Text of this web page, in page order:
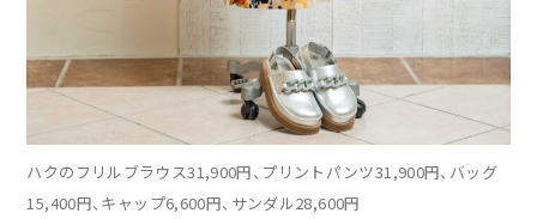
ハクのフリルブラウス31,900円、プリントパンツ31,900円、バッグ
15,400円、キャップ6,600円、サンダル28,600円